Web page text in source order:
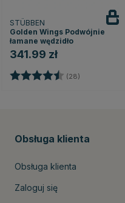
STÜBBEN
Golden Wings Podwójnie
łamane wędzidło
341.99 zł
Ocena: (28) 4.4 na 5
Obsługa klienta
Obsługa klienta
Zaloguj się